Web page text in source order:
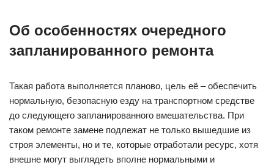
Об особенностях очередного
запланированного ремонта
Такая работа выполняется планово, цель её – обеспечить
нормальную, безопасную езду на транспортном средстве
до следующего запланированного вмешательства. При
таком ремонте замене подлежат не только вышедшие из
строя элементы, но и те, которые отработали ресурс, хотя
внешне могут выглядеть вполне нормальными и